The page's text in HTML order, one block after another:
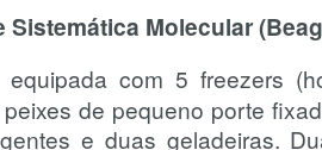
Sistemática Molecular
equipada com 5 freezers
de pequeno porte
e duas geladeiras.